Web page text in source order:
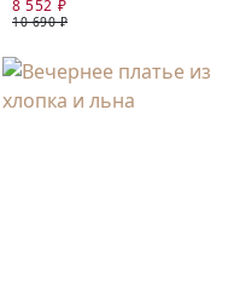
8 552 ₽
10 690 ₽